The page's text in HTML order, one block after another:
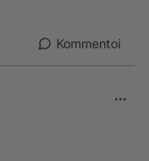
Kommentoi